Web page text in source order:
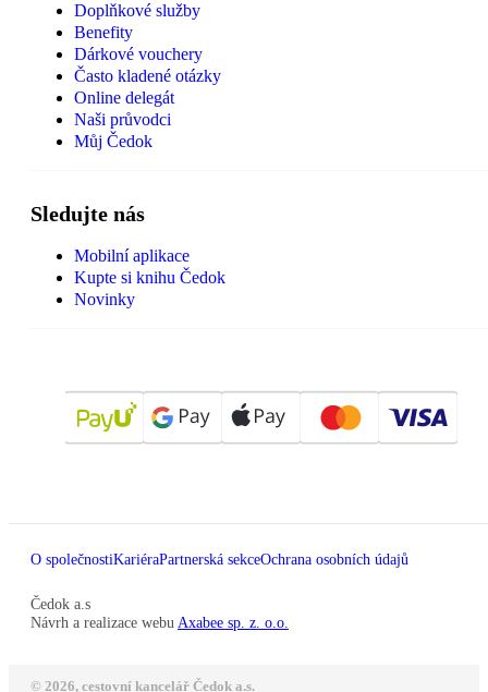
Doplňkové služby
Benefity
Dárkové vouchery
Často kladené otázky
Online delegát
Naši průvodci
Můj Čedok
Sledujte nás
Mobilní aplikace
Kupte si knihu Čedok
Novinky
O společnostiKariéraPartnerská sekceOchrana osobních údajů
Čedok a.s
Návrh a realizace webu Axabee sp. z. o.o.
© 2026, cestovní kancelář Čedok a.s.